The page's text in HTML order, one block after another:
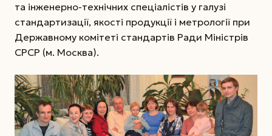
та інженерно-технічних спеціалістів у галузі
стандартизації, якості продукції і метрології при
Державному комітеті стандартів Ради Міністрів
СРСР (м. Москва).